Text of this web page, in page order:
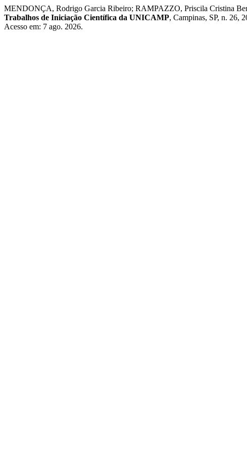
MENDONÇA, Rodrigo Garcia Ribeiro; RAMPAZZO, Priscila Cristina
Trabalhos de Iniciação Científica da UNICAMP, Campinas, SP, n. 26,
Acesso em: 7 ago. 2026.